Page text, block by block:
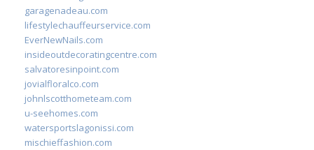
garagenadeau.com
lifestylechauffeurservice.com
EverNewNails.com
insideoutdecoratingcentre.com
salvatoresinpoint.com
jovialfloralco.com
johnlscotthometeam.com
u-seehomes.com
watersportslagonissi.com
mischieffashion.com